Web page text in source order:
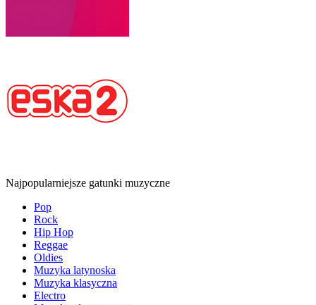
Najpopularniejsze gatunki muzyczne
Pop
Rock
Hip Hop
Reggae
Oldies
Muzyka latynoska
Muzyka klasyczna
Electro